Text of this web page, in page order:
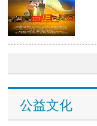
公益文化